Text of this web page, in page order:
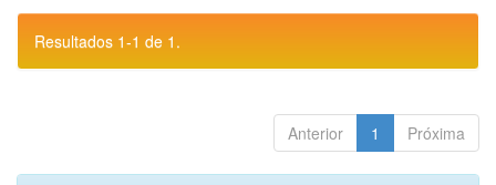
Resultados 1-1 de 1.
Anterior 1 Próxima